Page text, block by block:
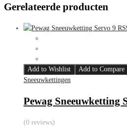
Gerelateerde producten
Add to Wishlist
Add to Compare
Sneeuwkettingen
Pewag Sneeuwketting
(0 reviews)